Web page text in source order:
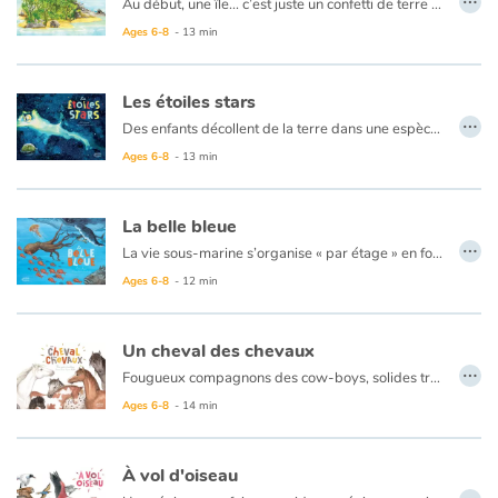
Embarquement immédiat pour un tour du monde des îles à la rencontre des komodos, lémuriens, tortues géantes et autres espèces endémiques...
Ages 6-8 - 13 min
Les étoiles stars
Des enfants décollent de la terre dans une espèce de navette en forme de planète vitrée dont on devine qu'elle contient notre monde en modèle réduit. Ils vont à la découverte de l'espace et de ses merveilles. Ils croisent aussi bien le monde présent, que le passé et que le futur angoissant de notre galaxie.
On passe allègrement de l'histoire de la compréhension de l'astronomie, au big bang à la nomination des constellations et on va jusqu'au bout de la vie de notre terre et l'explication de sa fin prévisible… mais sans crainte puisque ce n'est pas pour tout de suite et que peut-être à ce moment notre monde aura trouvé une nouvelle planète sur laquelle s'établir. C'est en tous les cas ce que suggère ce documentaire qui finit sur la fameuse maxime de Lavoisier :
Ages 6-8 - 13 min
…
La belle bleue
La vie sous-marine s’organise « par étage » en fonction de la pénétration du soleil dans l'océan. Près de la surface : de grandes “nurseries”. Cachés dans le sable : des crustacés, des poissons plats et coquillages. En pleine mer, les sardines vivent en bancs pour se protéger de leurs prédateurs… Dans les grandes profondeurs, des créatures aux énormes gueules et dents pointues rôdent à la recherche de leurs proies. Comment chacun trouve-il sa place dans la grande et belle bleue ? Qui mange quoi ?
Ages 6-8 - 12 min
…
Un cheval des chevaux
Fougueux compagnons des cow-boys, solides travailleurs des champs ou gracieuses montures de clubs hippiques, tous les chevaux ont un ancêtre commun : l’Eohippus.
Ages 6-8 - 14 min
…
À vol d'oiseau